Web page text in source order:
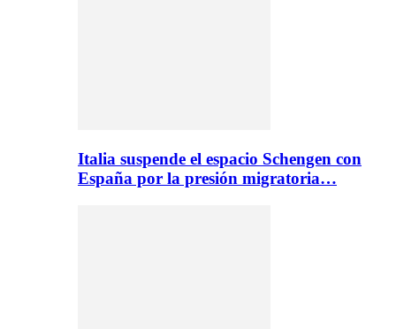
Italia suspende el espacio Schengen con
España por la presión migratoria…